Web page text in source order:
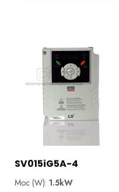
SV015iG5A-4
Moc (W): 1.5kW